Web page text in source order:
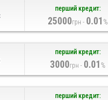
перший кредит:
25000грн - 0.01 %
перший кредит:
3000грн - 0.01 %
перший кредит: